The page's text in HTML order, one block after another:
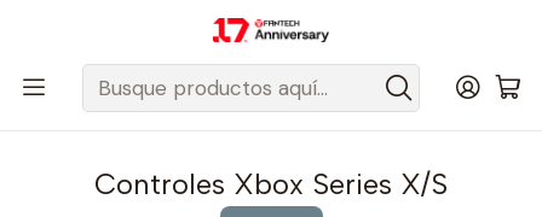
Despacho gratis a todo Chile sobre $50.000 pesos.
Accesorios
Accesorios Consolas/Plataformas
XBOX
Controles Xbox Series X/S
Controles Xbox Series X/S